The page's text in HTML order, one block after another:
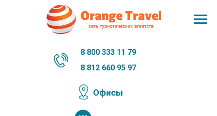
Офисы
8 812 660 95 97
8 800 333 11 79